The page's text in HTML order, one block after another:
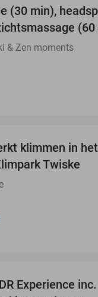
(30 min),
(60
& Zen moments
klimmen in
Twiske
Experience